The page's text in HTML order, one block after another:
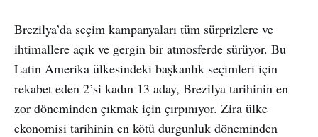
Brezilya’da seçim kampanyaları tüm sürprizlere ve
ihtimallere açık ve gergin bir atmosferde sürüyor. Bu
Latin Amerika ülkesindeki başkanlık seçimleri için
rekabet eden 2’si kadın 13 aday, Brezilya tarihinin en
zor döneminden çıkmak için çırpınıyor. Zira ülke
ekonomisi tarihinin en kötü durgunluk döneminden